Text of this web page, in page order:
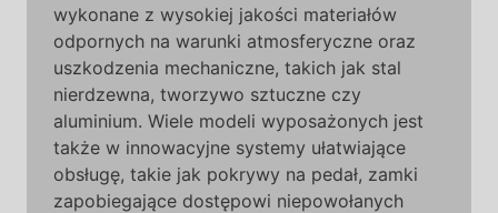
wykonane z wysokiej jakości materiałów
odpornych na warunki atmosferyczne oraz
uszkodzenia mechaniczne, takich jak stal
nierdzewna, tworzywo sztuczne czy
aluminium. Wiele modeli wyposażonych jest
także w innowacyjne systemy ułatwiające
obsługę, takie jak pokrywy na pedał, zamki
zapobiegające dostępowi niepowołanych